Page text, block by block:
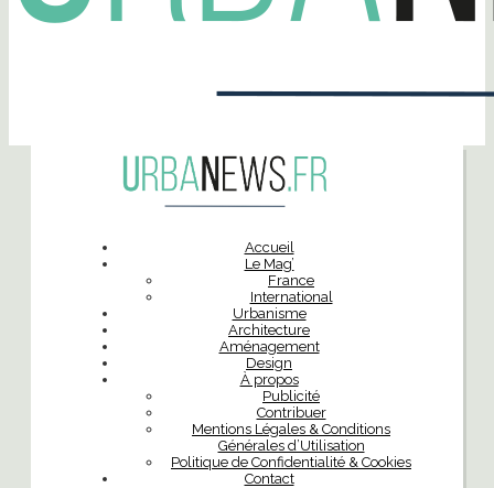
Accueil
Le Mag’
France
International
Urbanisme
Architecture
Aménagement
Design
À propos
Publicité
Contribuer
Mentions Légales & Conditions
Générales d’Utilisation
Politique de Confidentialité & Cookies
Contact